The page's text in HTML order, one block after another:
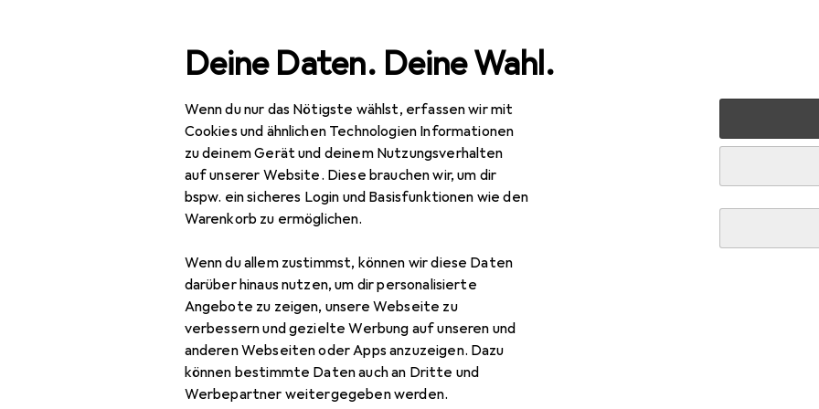
Deine Daten. Deine Wahl.
Wenn du nur das Nötigste wählst, erfassen wir mit
Cookies und ähnlichen Technologien Informationen
zu deinem Gerät und deinem Nutzungsverhalten
auf unserer Website. Diese brauchen wir, um dir
bspw. ein sicheres Login und Basisfunktionen wie den
Warenkorb zu ermöglichen.
Wenn du allem zustimmst, können wir diese Daten
darüber hinaus nutzen, um dir personalisierte
Angebote zu zeigen, unsere Webseite zu
verbessern und gezielte Werbung auf unseren und
anderen Webseiten oder Apps anzuzeigen. Dazu
können bestimmte Daten auch an Dritte und
Werbepartner weitergegeben werden.
Navigation nach Kategorien Gesamtsortiment Mode Alles in Mode Lico Bioline